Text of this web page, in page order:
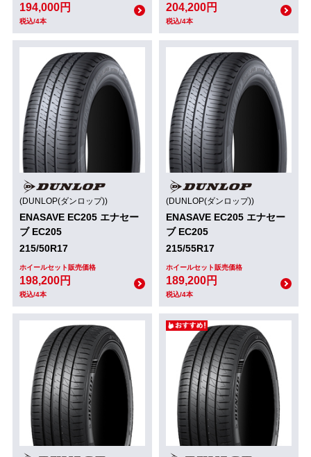
194,000円
税込/4本
204,200円
税込/4本
(DUNLOP(ダンロップ))
ENASAVE EC205 エナセー
ブ EC205
215/50R17
ホイールセット販売価格
198,200円
税込/4本
(DUNLOP(ダンロップ))
ENASAVE EC205 エナセー
ブ EC205
215/55R17
ホイールセット販売価格
189,200円
税込/4本